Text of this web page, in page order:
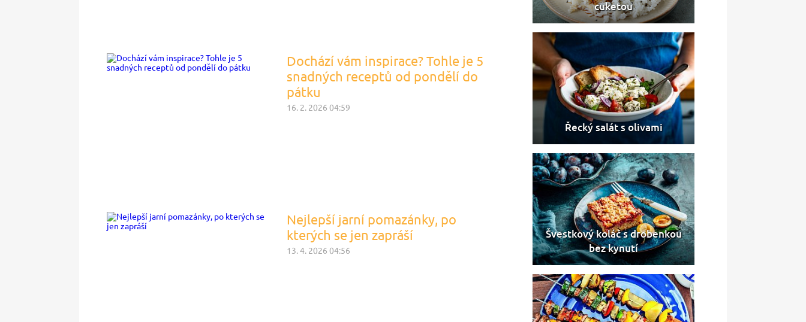
Dochází vám inspirace? Tohle je 5
snadných receptů od pondělí do
pátku
16. 2. 2026 04:59
Nejlepší jarní pomazánky, po
kterých se jen zapráší
13. 4. 2026 04:56
cuketou
Řecký salát s olivami
Švestkový koláč s drobenkou
bez kynutí